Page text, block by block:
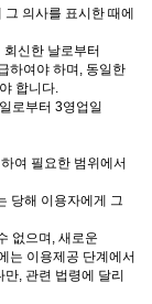
의사를 표시한 때에
회신한 날로부터
하여야 하며, 동일한
합니다.
로부터 3영업일
여 필요한 범위에서
당해 이용자에게 그
없으며, 새로운
는 이용제공 단계에서
, 관련 법령에 달리